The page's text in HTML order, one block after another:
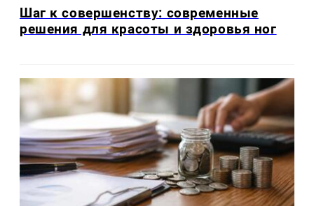
Шаг к совершенству: современные
решения для красоты и здоровья ног